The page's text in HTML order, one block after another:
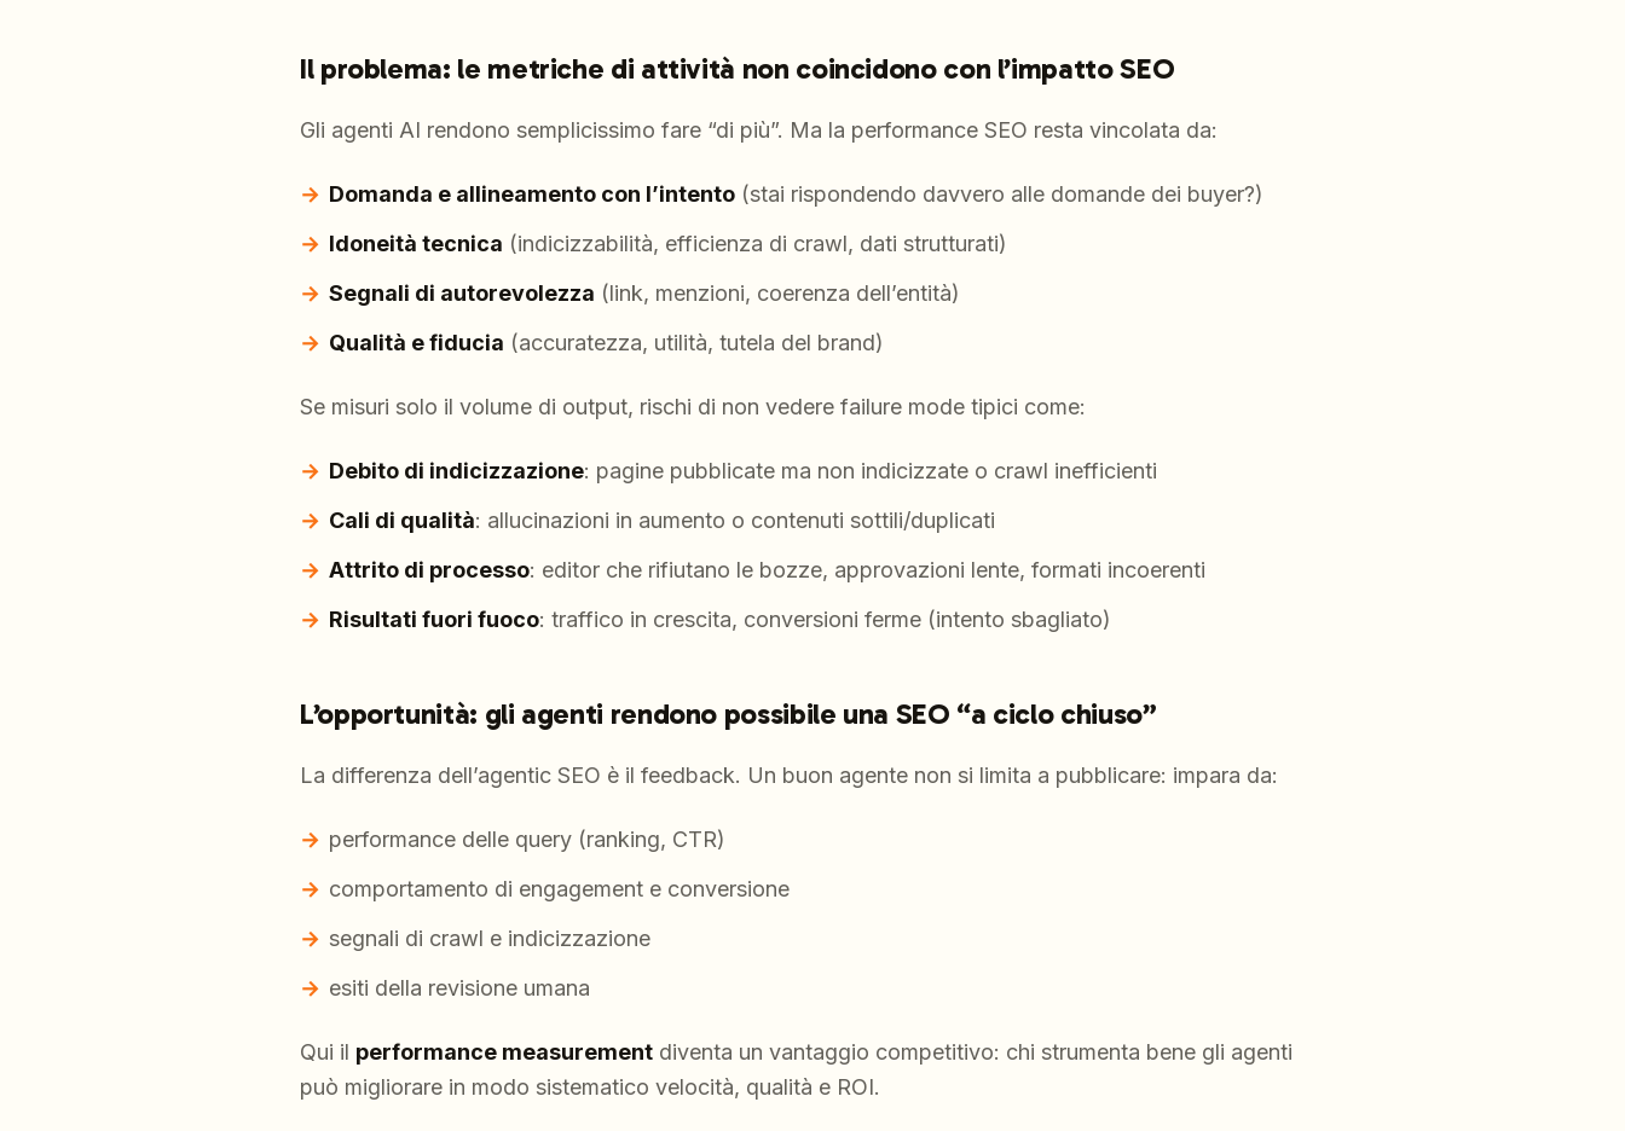
Il problema: le metriche di attività non coincidono con l’impatto SEO
Gli agenti AI rendono semplicissimo fare “di più”. Ma la performance SEO resta vincolata da:
Domanda e allineamento con l’intento (stai rispondendo davvero alle domande dei buyer?)
Idoneità tecnica (indicizzabilità, efficienza di crawl, dati strutturati)
Segnali di autorevolezza (link, menzioni, coerenza dell’entità)
Qualità e fiducia (accuratezza, utilità, tutela del brand)
Se misuri solo il volume di output, rischi di non vedere failure mode tipici come:
Debito di indicizzazione: pagine pubblicate ma non indicizzate o crawl inefficienti
Cali di qualità: allucinazioni in aumento o contenuti sottili/duplicati
Attrito di processo: editor che rifiutano le bozze, approvazioni lente, formati incoerenti
Risultati fuori fuoco: traffico in crescita, conversioni ferme (intento sbagliato)
L’opportunità: gli agenti rendono possibile una SEO “a ciclo chiuso”
La differenza dell’agentic SEO è il feedback. Un buon agente non si limita a pubblicare: impara da:
performance delle query (ranking, CTR)
comportamento di engagement e conversione
segnali di crawl e indicizzazione
esiti della revisione umana
Qui il performance measurement diventa un vantaggio competitivo: chi strumenta bene gli agenti
può migliorare in modo sistematico velocità, qualità e ROI.